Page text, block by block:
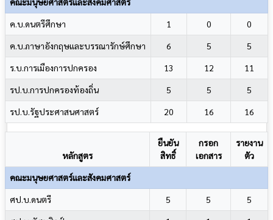
ค.บ.ดนตรีศึกษา
1 0
0
ค.บ.ภาษาอังกฤษและบรรณารักษ์ศึกษา
6 5
5
ร.บ.การเมืองการปกครอง
13 12
11
รป.บ.การปกครองท้องถิ่น
5 5
5
รป.บ.รัฐประศาสนศาสตร์
20 16 16
หลักสูตร
ยืนยัน
สิทธิ์
กรอก
เอกสาร
รายงาน
ตัว
คณะมนุษยศาสตร์และสังคมศาสตร์
ศป.บ.ดนตรี
5 5
5